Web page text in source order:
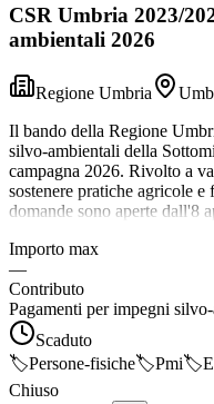
CSR Umbria 2023/
ambientali 2026
Regione Umbria
Il bando della Regione
silvo-ambientali della
campagna 2026. Rivolto a
sostenere pratiche agricole
domande sono aperte dall'8
Importo max
—
Contributo
Pagamenti per impegni
Scaduto
🏷️Persone-fisiche🏷️Pmi🏷️
Chiuso